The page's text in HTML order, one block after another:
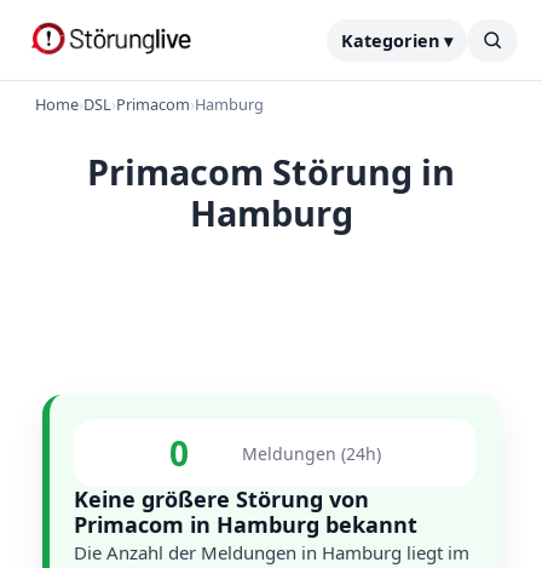
Kategorien ▾
Home›DSL›Primacom›Hamburg
Primacom Störung in
Hamburg
0 Meldungen (24h)
Keine größere Störung von
Primacom in Hamburg bekannt
Die Anzahl der Meldungen in Hamburg liegt im